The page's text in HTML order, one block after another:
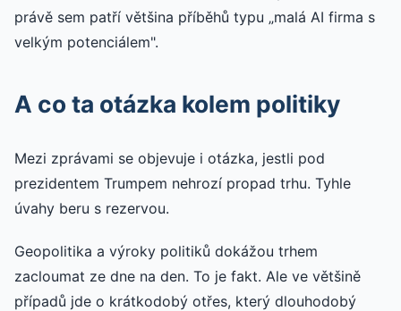
právě sem patří většina příběhů typu „malá AI firma s
velkým potenciálem".
A co ta otázka kolem politiky
Mezi zprávami se objevuje i otázka, jestli pod
prezidentem Trumpem nehrozí propad trhu. Tyhle
úvahy beru s rezervou.
Geopolitika a výroky politiků dokážou trhem
zacloumat ze dne na den. To je fakt. Ale ve většině
případů jde o krátkodobý otřes, který dlouhodobý